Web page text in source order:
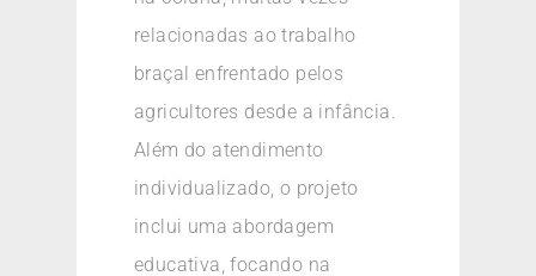
relacionadas ao trabalho
braçal enfrentado pelos
agricultores desde a infância.
Além do atendimento
individualizado, o projeto
inclui uma abordagem
educativa, focando na